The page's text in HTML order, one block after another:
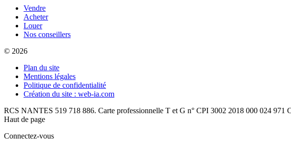
Vendre
Acheter
Louer
Nos conseillers
© 2026
Plan du site
Mentions légales
Politique de confidentialité
Création du site : web-ia.com
RCS NANTES 519 718 886. Carte professionnelle T et G n° CPI 3002 2018 000 024 971
Haut de page
Connectez-vous